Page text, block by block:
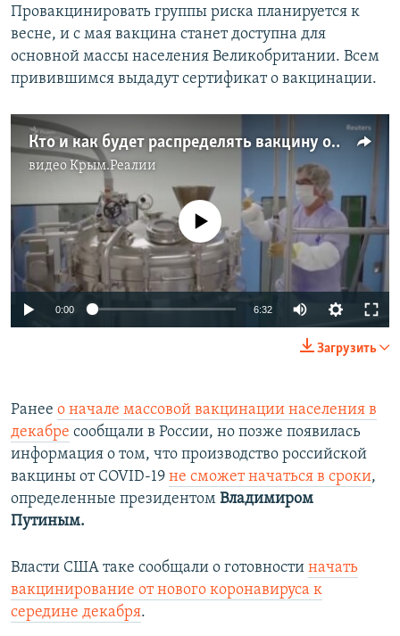
Провакцинировать группы риска планируется к
весне, и с мая вакцина станет доступна для
основной массы населения Великобритании. Всем
привившимся выдадут сертификат о вакцинации.
Кто и как будет распределять вакцину от COVID-19? (видео)
видео Крым.Реалии
720p 1080p
No media source currently available
0:00 6:32
240p
720p
1080p
Загрузить
Ранее о начале массовой вакцинации населения в
декабре сообщали в России, но позже появилась
информация о том, что производство российской
вакцины от COVID-19 не сможет начаться в сроки,
определенные президентом Владимиром
Путиным.
Власти США таке сообщали о готовности начать
вакцинирование от нового коронавируса к
середине декабря.